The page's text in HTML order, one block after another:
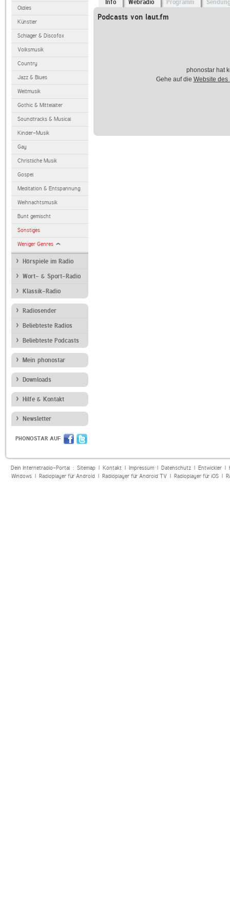
Oldies
Künstler
Schlager & Discofox
Volksmusik
Country
Jazz & Blues
Weltmusik
Gothic & Mittelalter
Soundtracks & Musical
Kinder-Musik
Gay
Christliche Musik
Gospel
Meditation & Entspannung
Weihnachtsmusik
Bunt gemischt
Sonstiges
Weniger Genres
Hörspiele im Radio
Wort- & Sport-Radio
Klassik-Radio
Radiosender
Beliebteste Radios
Beliebteste Podcasts
Mein phonostar
Downloads
Hilfe & Kontakt
Newsletter
PHONOSTAR AUF
Info Webradio Programm
Podcasts von laut.fm
phonostar hat
Gehe auf die Website des
Dein Internetradio-Portal : Sitemap| Kontakt| Impressum| Datenschutz| Entwickler|
Windows| Radioplayer für Android| Radioplayer für Android TV| Radioplayer für iOS|